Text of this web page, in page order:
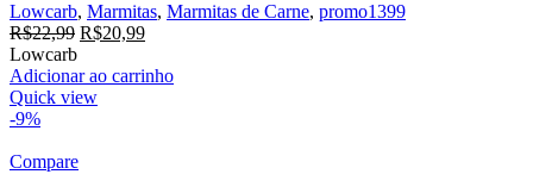
Lowcarb, Marmitas, Marmitas de Carne, promo1399
R$22,99 O
original
era:
R$20,99O
atual
Lowcarb
Adicionar ao carrinho
Quick view
-9%
Compare